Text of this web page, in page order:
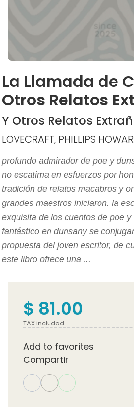
La Llamada de
Otros Relatos
Y Otros Relatos
LOVECRAFT, PHILLIPS
profundo admirador de poe y
no escatima en esfuerzos por
tradición de relatos macabros y
grandes maestros iniciaron. la
exquisita de los cuentos de poe
fantástico en dunsany se
propuesta del joven escritor, de
este libro ofrece una ...
$ 81.00
TAX included
Add to favorites
Compartir